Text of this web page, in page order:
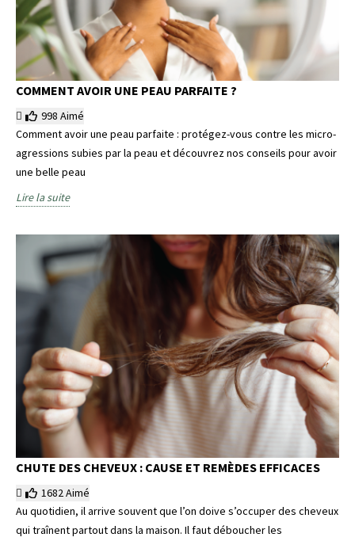
COMMENT AVOIR UNE PEAU PARFAITE ?
998 Aimé
Comment avoir une peau parfaite : protégez-vous contre les micro-
agressions subies par la peau et découvrez nos conseils pour avoir
une belle peau
Lire la suite
CHUTE DES CHEVEUX : CAUSE ET REMÈDES EFFICACES
1682Aimé
Au quotidien, il arrive souvent que l’on doive s’occuper des cheveux
qui traînent partout dans la maison. Il faut déboucher les